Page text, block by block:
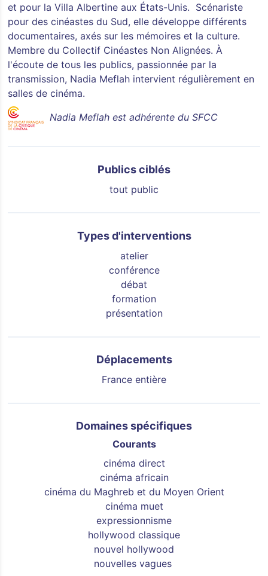
et pour la Villa Albertine aux États-Unis. Scénariste
pour des cinéastes du Sud, elle développe différents
documentaires, axés sur les mémoires et la culture.
Membre du Collectif Cinéastes Non Alignées. À
l'écoute de tous les publics, passionnée par la
transmission, Nadia Meflah intervient régulièrement en
salles de cinéma.
Nadia Meflah est adhérente du SFCC
Publics ciblés
tout public
Types d'interventions
atelier
conférence
débat
formation
présentation
Déplacements
France entière
Domaines spécifiques
Courants
cinéma direct
cinéma africain
cinéma du Maghreb et du Moyen Orient
cinéma muet
expressionnisme
hollywood classique
nouvel hollywood
nouvelles vagues